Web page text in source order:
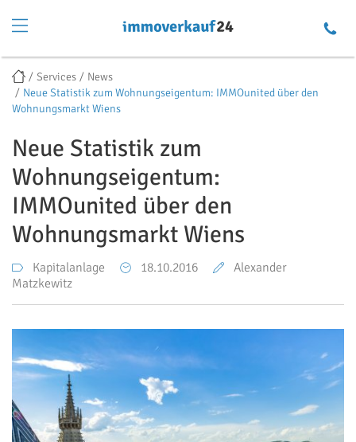
Services
News
Neue Statistik zum Wohnungseigentum: IMMOunited über den
Wohnungsmarkt Wiens
Neue Statistik zum
Wohnungseigentum:
IMMOunited über den
Wohnungsmarkt Wiens
Kapitalanlage 18.10.2016
Alexander
Matzkewitz